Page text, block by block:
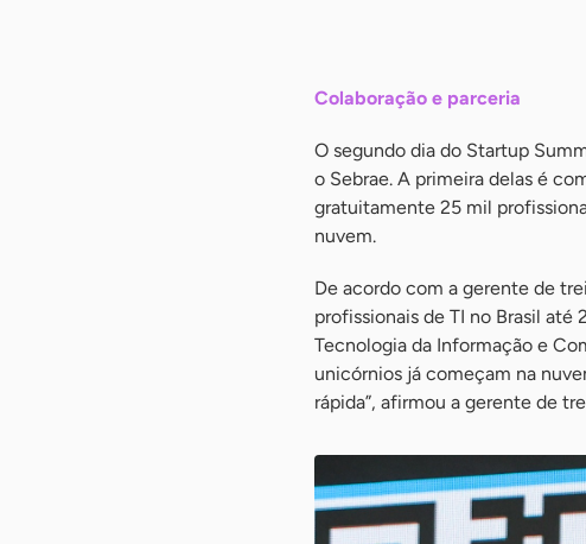
Colaboração e parceria
O segundo dia do Startup
o Sebrae. A primeira delas é
gratuitamente 25 mil
nuvem.
De acordo com a gerente de
profissionais de TI no Brasil até
Tecnologia da Informação e
unicórnios já começam na
rápida”, afirmou a gerente de